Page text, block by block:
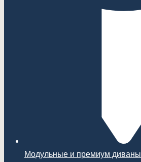
Модульные и премиум диваны